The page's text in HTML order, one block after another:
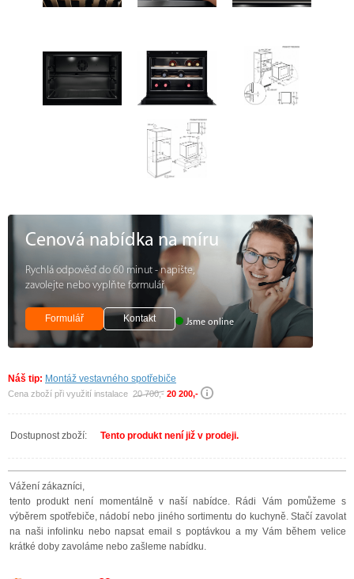
Cenová nabídka na míru
Rychlá odpověď do 60 minut - napište,
zavolejte nebo vyplňte formulář
Formulář Kontakt Jsme online
Náš tip: Montáž vestavného spotřebiče
Cena zboží při využití instalace 20 700,- 20 200,-
Dostupnost zboží: Tento produkt není již v prodeji.
Vážení zákazníci,
tento produkt není momentálně v naší nabídce. Rádi Vám pomůžeme s
výběrem spotřebiče, nádobí nebo jiného sortimentu do kuchyně. Stačí zavolat
na naši infolinku nebo napsat email s poptávkou a my Vám během velice
krátké doby zavoláme nebo zašleme nabídku.